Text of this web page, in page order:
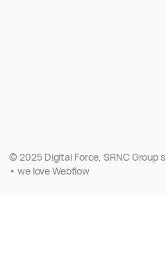
© 2025 Digital Force, SRNC Group
• we love Webflow